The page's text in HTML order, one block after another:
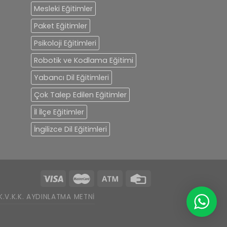
Mesleki Eğitimler
Paket Eğitimler
Psikoloji Eğitimleri
Robotik ve Kodlama Eğitimi
Yabancı Dil Eğitimleri
Çok Talep Edilen Eğitimler
İl İlçe Eğitimler
İngilizce Dil Eğitimleri
AYDINLATMA METNI